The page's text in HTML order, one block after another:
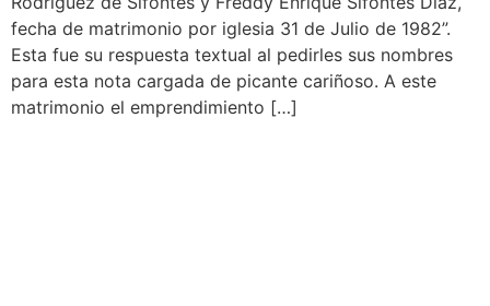
fecha de matrimonio por iglesia 31 de Julio de 1982”.
Esta fue su respuesta textual al pedirles sus nombres
para esta nota cargada de picante cariñoso. A este
matrimonio el emprendimiento […]